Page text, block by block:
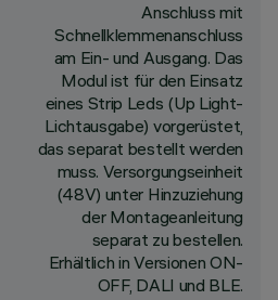
Anschluss mit
Schnellklemmenanschluss
am Ein- und Ausgang. Das
Modul ist für den Einsatz
eines Strip Leds (Up Light-
Lichtausgabe) vorgerüstet,
das separat bestellt werden
muss. Versorgungseinheit
(48V) unter Hinzuziehung
der Montageanleitung
separat zu bestellen.
Erhältlich in Versionen ON-
OFF, DALI und BLE.